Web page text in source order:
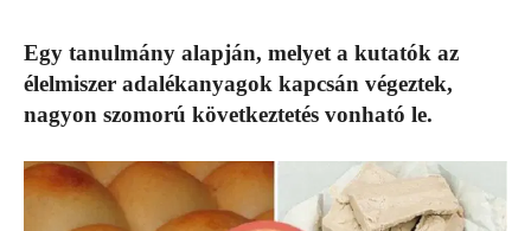
Egy tanulmány alapján, melyet a kutatók az
élelmiszer adalékanyagok kapcsán végeztek,
nagyon szomorú következtetés vonható le.